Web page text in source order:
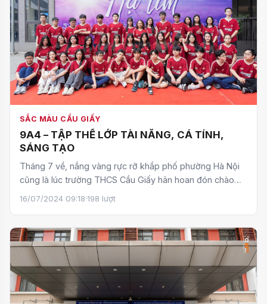
SẮC MÀU CẦU GIẤY
9A4 – TẬP THỂ LỚP TÀI NĂNG, CÁ TÍNH,
SÁNG TẠO
Tháng 7 về, nắng vàng rực rỡ khắp phố phường Hà Nội
cũng là lúc trường THCS Cầu Giấy hân hoan đón chào
những “…
16/07/2024 09:18·198 lượt